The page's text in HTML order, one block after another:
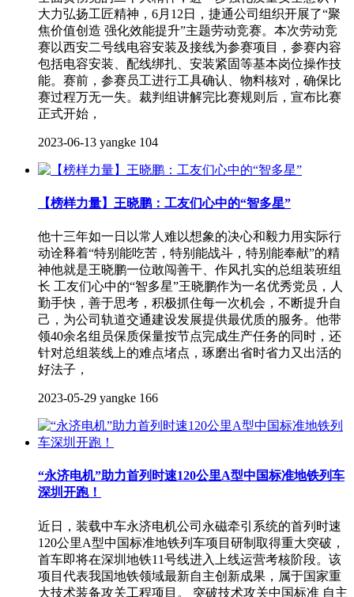
大力弘扬工匠精神，6月12日，捷通公司组织开展了“聚
焦价值创造 强化效能提升”主题劳动竞赛。本次劳动竞
赛以西安二号线电容安装及接线为参赛项目，参赛内容
包括电容安装、配线绑扎、安装紧固等基本岗位操作技
能。赛前，参赛员工进行工具确认、物料核对，确保比
赛过程万无一失。裁判组讲解完比赛规则后，宣布比赛
正式开始，
2023-06-13 yangke 104
【榜样力量】王晓鹏：工友们心中的“智多星”
他十三年如一日以常人难以想象的决心和毅力用实际行
动诠释着“特别能吃苦，特别能战斗，特别能奉献”的精
神他就是王晓鹏一位敢闯善干、作风扎实的总组装班组
长 工友们心中的“智多星”王晓鹏作为一名优秀党员，人
勤手快，善于思考，积极抓住每一次机会，不断提升自
己，为公司轨道交通建设发展提供最优质的服务。他带
领40余名组员保质保量按节点完成生产任务的同时，还
针对总组装线上的难点堵点，琢磨出省时省力又出活的
好法子，
2023-05-29 yangke 166
“永济电机”助力首列时速120公里A型中国标准地铁列车
深圳开跑！
近日，装载中车永济电机公司永磁牵引系统的首列时速
120公里A型中国标准地铁列车项目研制取得重大突破，
首车即将在深圳地铁11号线进入上线运营考核阶段。该
项目代表我国地铁领域最新自主创新成果，属于国家重
大技术装备攻关工程项目。 突破技术攻关中国标准 自主